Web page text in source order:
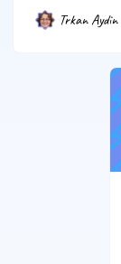
Trkan Aydin